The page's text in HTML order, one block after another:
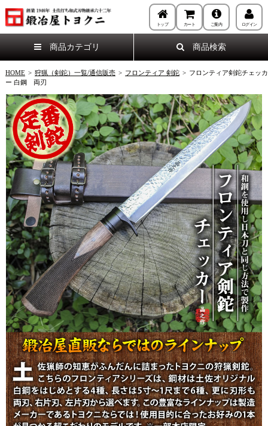
トップ カート ご案内 ログイン
商品カテゴリ 商品検索
HOME > 狩猟（剣鉈）一覧/通信販売 > フロンティア 剣鉈 > フロンティア剣鉈チェッカ
ー 白鋼 両刃